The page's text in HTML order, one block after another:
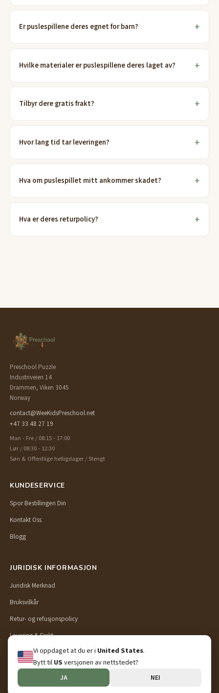
Vi oppdaget at du er i United States.
Bytt tilUSversjonen av nettstedet?
JA NEI
Er puslespillene deres egnet for barn?
Hvilke materialer er puslespillene deres laget av?
Tilbyr dere gratis frakt?
Hvor lang tid tar leveringen?
Hva om puslespillet mitt ankommer skadet?
Hva er deres returpolicy?
Preschool Puzzle
Industriveien 14
Drammen, Viken 3045
Norway
contact@WeeKidsPreschool.net
+47 33 48 27 19
Man - Fre / 08:15 - 17:00
Lør / 08:30 - 12:30
Søn & Offentlige helligdager / Stengt
KUNDESERVICE
Spor Bestillingen Din
Kontakt Oss
Blogg
JURIDISK INFORMASJON
Juridisk Merknad
Bruksvilkår
Retur- og refusjonspolicy
Levering & Frakt
Personvernerklæring